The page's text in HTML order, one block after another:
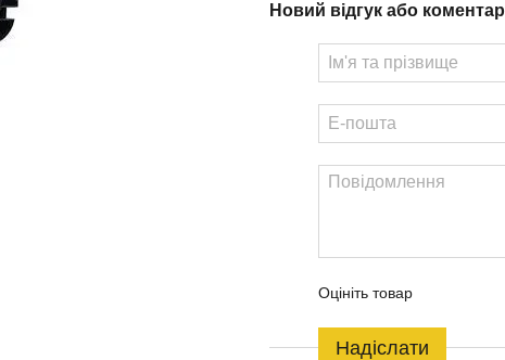
Новий відгук або коментар
Оцініть товар
Надіслати